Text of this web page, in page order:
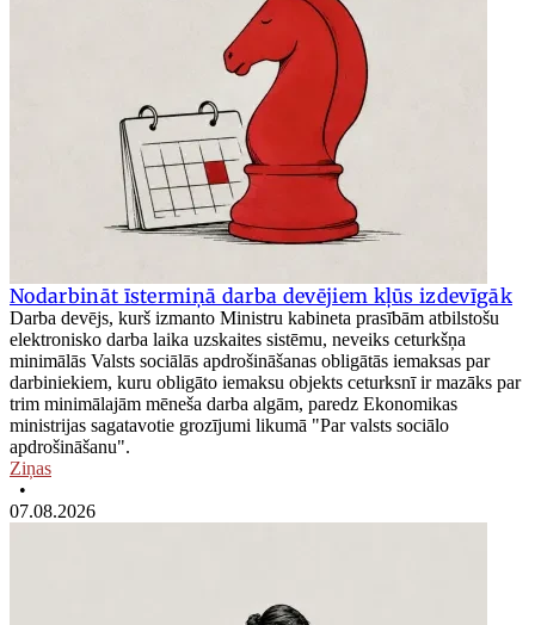
Nodarbināt īstermiņā darba devējiem kļūs izdevīgāk
Darba devējs, kurš izmanto Ministru kabineta prasībām atbilstošu
elektronisko darba laika uzskaites sistēmu, neveiks ceturkšņa
minimālās Valsts sociālās apdrošināšanas obligātās iemaksas par
darbiniekiem, kuru obligāto iemaksu objekts ceturksnī ir mazāks par
trim minimālajām mēneša darba algām, paredz Ekonomikas
ministrijas sagatavotie grozījumi likumā "Par valsts sociālo
apdrošināšanu".
Ziņas
•
07.08.2026